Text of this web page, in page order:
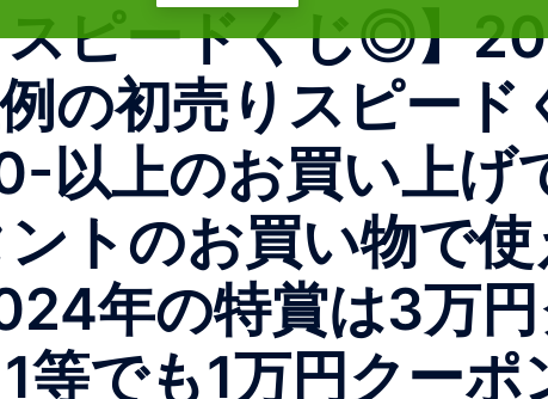
ピードくじ◎】
の初売りスピード
以上のお買い上げ
トのお買い物で
年の特賞は3万
等でも1万円クーポ